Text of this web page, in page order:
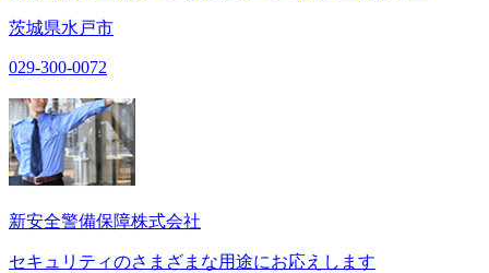
茨城県水戸市
029-300-0072
新安全警備保障株式会社
セキュリティのさまざまな用途にお応えします